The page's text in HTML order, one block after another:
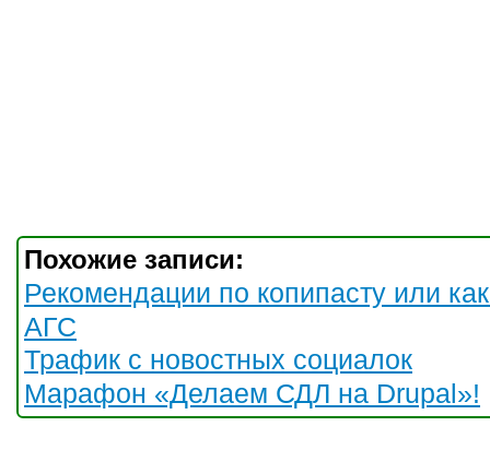
Похожие записи:
Рекомендации по копипасту или
АГС
Трафик с новостных социалок
Марафон «Делаем СДЛ на Drupal»!